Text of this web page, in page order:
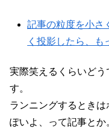
記事の粒度を小さ
く投影したら、も
実際笑えるくらいどう
す。
ランニングするとき
ぽいよ、って記事とか